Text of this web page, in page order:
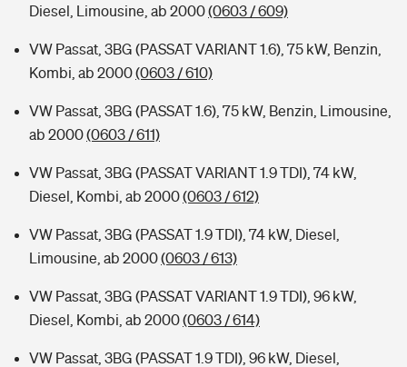
Diesel, Limousine, ab 2000(0603 / 609)
VW Passat, 3BG (PASSAT VARIANT 1.6), 75 kW, Benzin,
Kombi, ab 2000(0603 / 610)
VW Passat, 3BG (PASSAT 1.6), 75 kW, Benzin, Limousine,
ab 2000(0603 / 611)
VW Passat, 3BG (PASSAT VARIANT 1.9 TDI), 74 kW,
Diesel, Kombi, ab 2000(0603 / 612)
VW Passat, 3BG (PASSAT 1.9 TDI), 74 kW, Diesel,
Limousine, ab 2000(0603 / 613)
VW Passat, 3BG (PASSAT VARIANT 1.9 TDI), 96 kW,
Diesel, Kombi, ab 2000(0603 / 614)
VW Passat, 3BG (PASSAT 1.9 TDI), 96 kW, Diesel,